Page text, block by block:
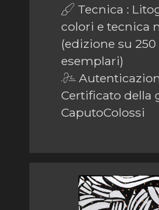
Tecnica :
colori e tecnica
(edizione su 250
esemplari)
Certificato della
CaputoColossi